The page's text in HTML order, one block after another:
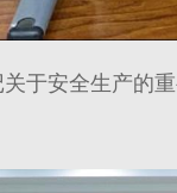
于安全生产的